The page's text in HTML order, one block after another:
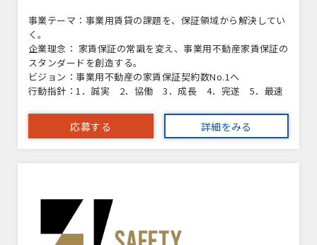
事業テーマ：事業用賃貸の課題を、保証領域から解決してい
く。
企業理念： 家賃保証の常識を変え、事業用不動産家賃保証の
スタンダードを創造する。
ビジョン：事業用不動産の家賃保証契約数No.1へ
行動指針：1．誠実 2．協働 3．成長 4．完遂 5．最速
応募する 詳細をみる